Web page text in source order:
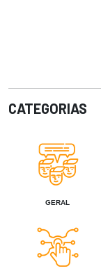
CATEGORIAS
GERAL